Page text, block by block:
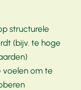
structurele
(bijv. te hoge
voelen om te